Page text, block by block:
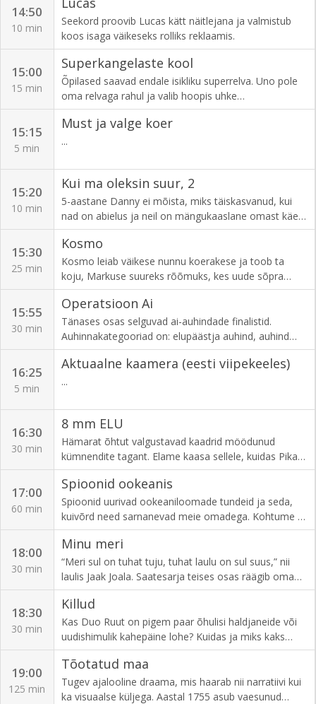
moeauhind. Pidu muutub aga õudusunenäoks, kui
Audrey muundub Stiilikuningannaks ning Marinette ja
Adrien jäävad lifti kinni ega saa Lepatriinu ning Musta
Kassina appi rutata.
14:50
10 min
Seekord proovib Lucas kätt näitlejana ja valmistub
koos isaga väikeseks rolliks reklaamis.
15:00
15 min
Superkangelaste kool
Õpilased saavad endale isikliku superrelva. Uno pole
oma relvaga rahul ja valib hoopis uhke
Apokalüpsisemõõga. Mis juhtub aga siis, kui mõõk
tema valduses tõrkuma hakkab?
15:15
5 min
Must ja valge koer
...
15:20
10 min
Kui ma oleksin suur, 2
5-aastane Danny ei mõista, miks täiskasvanud, kui
nad on abielus ja neil on mängukaaslane omast käest
võtta, ei mängi omavahel, vaid tegelevad selliste
igavate asjadega nagu lõputu rääkimine. Kui Danny
oleks suur, siis abielluks ta just sellise tüdrukuga,
kellega saab mängida ja kes väikesi ulakusi pahaks ei
pane. Film valmis Eva Janikovszky raamatute põhjal.
Režissöör Aina Järvine. Tootja A Film Eesti.
15:30
25 min
Kosmo
Kosmo leiab väikese nunnu koerakese ja toob ta
koju, Markuse suureks rõõmuks, kes uude sõpra
kohe kiindub. Õed Ella ja Klara, kes on oma isalt
romula pärinud, üritavad oma elujärge parandada,
varastades hinnalise pärli. Kuidas on pärl ja koer
omavahel seotud ning kas koera nimi on Sassu,
Rambo või hoopis Susie?
15:55
30 min
Operatsioon Ai
Tänases osas selguvad ai-auhindade finalistid.
Auhinnakategooriad on: elupäästja auhind, auhind
vapruse eest, esmaabiauhind ja suure südame
auhind.
16:25
5 min
Aktuaalne kaamera (eesti viipekeeles)
...
16:30
30 min
8 mm ELU
Hämarat õhtut valgustavad kaadrid möödunud
kümnendite tagant. Elame kaasa sellele, kuidas Pika
Hermanni torni tõusis esimest korda sinimustvalge
lipp. Näeme seniavaldamata kaadreid esimesest
vanasõidukite kokkutulekust, stuudios kommenteerib
toonaseid sündmusi Valeri Kirss. Saatejuht Tambet
Tuisk.
17:00
60 min
Spioonid ookeanis
Spioonid uurivad ookeaniloomade tundeid ja seda,
kuivõrd need sarnanevad meie omadega. Kohtume nii
mängivate delfiinide, suudlevate lamantiinide,
tundeliste seepiate kui ka paljude teiste põnevate
loomadega.
18:00
30 min
Minu meri
“Meri sul on tuhat tuju, tuhat laulu on sul suus,” nii
laulis Jaak Joala. Saatesarja teises osas räägib oma
merearmastusest legendaarne purjetamistreener
Rein Ottoson. End panevad proovile nii algajad
merehädalised Hannes Hermaküla ja Jüri Muttika kui
ka juba kogenud vabatahtlikud merepäästjad.
Režissöör Keiti Väliste, toimetajad Kai Väärtnõu ja
Karmel Killandi.
18:30
30 min
Killud
Kas Duo Ruut on pigem paar õhulisi haldjaneide või
uudishimulik kahepäine lohe? Kuidas ja miks kaks
noort naist ühest rahvapillist sedavõrd müstilisi helisid
välja kangutavad, et terve maailm ahhetab?
19:00
125 min
Tõotatud maa
Tugev ajalooline draama, mis haarab nii narratiivi kui
ka visuaalse küljega. Aastal 1755 asub vaesunud